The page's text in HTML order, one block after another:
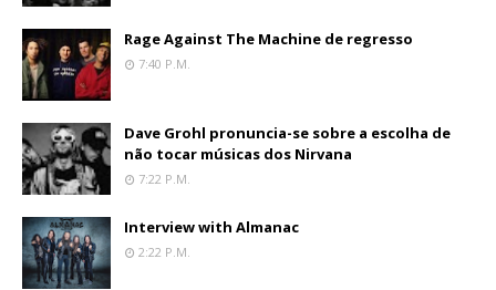
Rage Against The Machine de regresso
7:40 P.m.
Dave Grohl pronuncia-se sobre a escolha de
não tocar músicas dos Nirvana
7:22 P.m.
Interview with Almanac
2:22 P.m.